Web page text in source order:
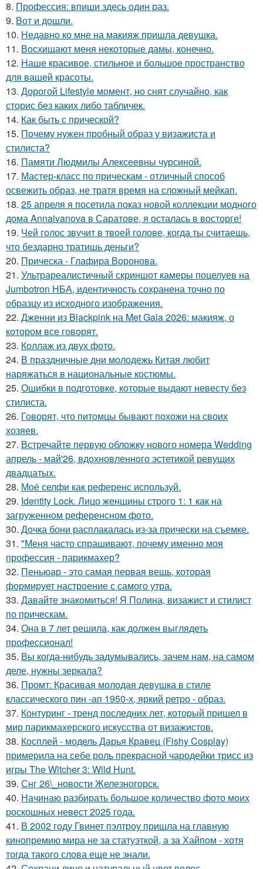
8. Профессия: впиши здесь один раз.
9. Вот и дошли.
10. Недавно ко мне на макияж пришла девушка.
11. Восхищают меня некоторые дамы, конечно.
12. Наше красивое, стильное и большое пространство
для вашей красоты.
13. Дорогой Lifestyle момент, но снят случайно, как
сторис без каких либо табличек.
14. Как быть с прической?
15. Почему нужен пробный образ у визажиста и
стилиста?
16. Памяти Людмилы Алексеевны чурсиной.
17. Мастер-класс по прическам - отличный способ
освежить образ, не тратя время на сложный мейкап.
18. 25 апреля я посетила показ новой коллекции модного
дома Annaivanova в Саратове, я осталась в восторге!
19. Чей голос звучит в твоей голове, когда ты считаешь,
что бездарно тратишь деньги?
20. Прическа - Глафира Воронова.
21. Ультрареалистичный скриншот камеры поцелуев на
Jumbotron НБА, идентичность сохранена точно по
образцу из исходного изображения.
22. Дженни из Blackpink на Met Gala 2026: макияж, о
котором все говорят.
23. Коллаж из двух фото.
24. В праздничные дни молодежь Китая любит
наряжаться в национальные костюмы.
25. Ошибки в подготовке, которые выдают невесту без
стилиста.
26. Говорят, что питомцы бывают похожи на своих
хозяев.
27. Встречайте первую обложку нового номера Wedding
апрель - май'26, вдохновленного эстетикой ревущих
двадцатых.
28. Моё селфи как референс используй.
29. Identity Lock. Лицо женщины строго 1: 1 как на
загруженном референсном фото.
30. Дочка бони расплакалась из-за прически на съемке.
31. "Меня часто спрашивают, почему именно моя
профессия - парикмахер?
32. Пеньюар - это самая первая вещь, которая
формирует настроение с самого утра.
33. Давайте знакомиться! Я Полина, визажист и стилист
по прическам.
34. Она в 7 лет решила, как должен выглядеть
профессионал!
35. Вы когда-нибудь задумывались, зачем нам, на самом
деле, нужны зеркала?
36. Промт: Красивая молодая девушка в стиле
классического пин -ап 1950-х, яркий ретро - образ.
37. Контуринг - тренд последних лет, который пришел в
мир парикмахерского искусства от визажистов.
38. Косплей - модель Дарья Кравец (Fishy Cosplay)
примерила на себе роль прекрасной чародейки трисс из
игры The Witcher 3: Wild Hunt.
39. Снг 26\_новости Железногорск.
40. Начинаю разбирать большое количество фото моих
роскошных невест 2025 года.
41. В 2002 году Гвинет пэлтроу пришла на главную
кинопремию мира не за статуэткой, а за Хайпом - хотя
тогда такого слова еще не знали.